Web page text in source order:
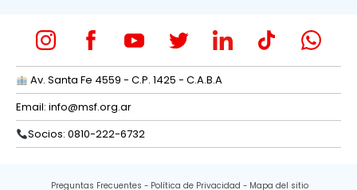
Av. Santa Fe 4559 - C.P. 1425 - C.A.B.A
Email: info@msf.org.ar
Socios: 0810-222-6732
Preguntas Frecuentes Política de Privacidad Mapa del sitio